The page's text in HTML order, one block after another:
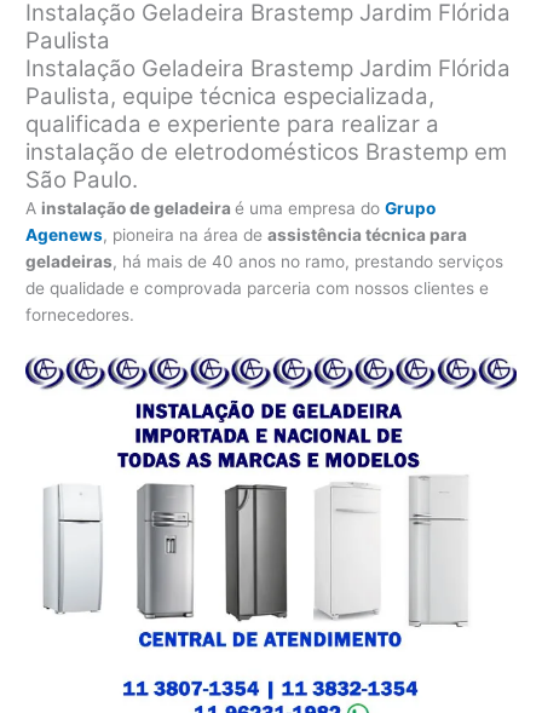
Instalação Geladeira Brastemp Jardim Flórida
Paulista
Instalação Geladeira Brastemp Jardim Flórida
Paulista, equipe técnica especializada,
qualificada e experiente para realizar a
instalação de eletrodomésticos Brastemp em
São Paulo.
A instalação de geladeiraé uma empresa doGrupo
Agenews, pioneira na área deassistência técnica para
geladeiras, há mais de 40 anos no ramo, prestando serviços
de qualidade e comprovada parceria com nossos clientes e
fornecedores.